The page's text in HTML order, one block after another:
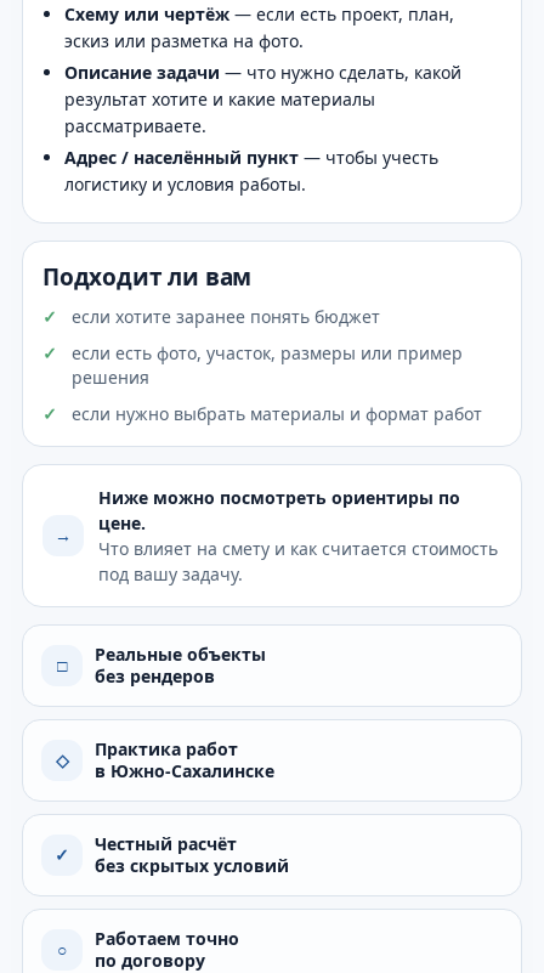
Схему или чертёж — если есть проект, план,
эскиз или разметка на фото.
Описание задачи — что нужно сделать, какой
результат хотите и какие материалы
рассматриваете.
Адрес / населённый пункт — чтобы учесть
логистику и условия работы.
Подходит ли вам
если хотите заранее понять бюджет
если есть фото, участок, размеры или пример
решения
если нужно выбрать материалы и формат работ
→
Ниже можно посмотреть ориентиры по
цене.
Что влияет на смету и как считается стоимость
под вашу задачу.
□
Реальные объекты
без рендеров
◇
Практика работ
в Южно-Сахалинске
✓
Честный расчёт
без скрытых условий
○
Работаем точно
по договору